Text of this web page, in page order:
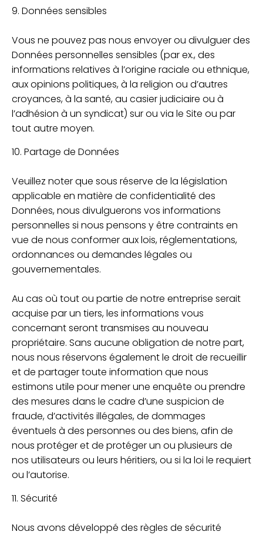
9. Données sensibles
Vous ne pouvez pas nous envoyer ou divulguer des
Données personnelles sensibles (par ex., des
informations relatives à l’origine raciale ou ethnique,
aux opinions politiques, à la religion ou d’autres
croyances, à la santé, au casier judiciaire ou à
l’adhésion à un syndicat) sur ou via le Site ou par
tout autre moyen.
10. Partage de Données
Veuillez noter que sous réserve de la législation
applicable en matière de confidentialité des
Données, nous divulguerons vos informations
personnelles si nous pensons y être contraints en
vue de nous conformer aux lois, réglementations,
ordonnances ou demandes légales ou
gouvernementales.
Au cas où tout ou partie de notre entreprise serait
acquise par un tiers, les informations vous
concernant seront transmises au nouveau
propriétaire. Sans aucune obligation de notre part,
nous nous réservons également le droit de recueillir
et de partager toute information que nous
estimons utile pour mener une enquête ou prendre
des mesures dans le cadre d’une suspicion de
fraude, d’activités illégales, de dommages
éventuels à des personnes ou des biens, afin de
nous protéger et de protéger un ou plusieurs de
nos utilisateurs ou leurs héritiers, ou si la loi le requiert
ou l’autorise.
11. Sécurité
Nous avons développé des règles de sécurité